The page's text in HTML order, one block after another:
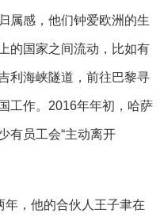
属感，他们钟爱欧洲的生
的国家之间流动，比如有
利海峡隧道，前往巴黎寻
工作。2016年年初，哈萨
有员工会“主动离开
，他的合伙人王子聿在